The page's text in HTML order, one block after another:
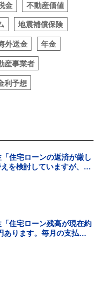
金 不動産価値
地震補償保険
外送金 年金
産事業者
利予想
住宅ローンの返済が厳し
えを検討していますが、頭
住宅ローン残高が現在約
あります。毎月の支払い